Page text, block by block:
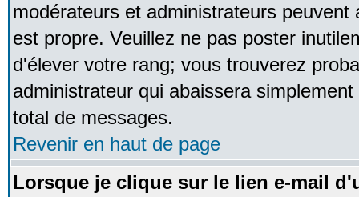
modérateurs et administrateurs
est propre. Veuillez ne pas poster
d'élever votre rang; vous trouverez
administrateur qui abaissera
total de messages.
Revenir en haut de page
Lorsque je clique sur le lien e-mail